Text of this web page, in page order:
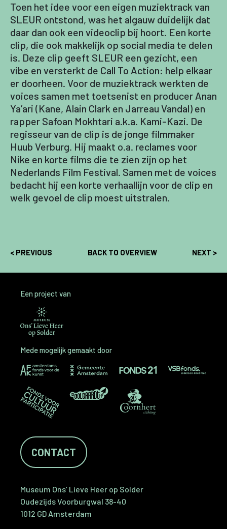
Toen het idee voor een eigen muziektrack van
SLEUR ontstond, was het algauw duidelijk dat
daar dan ook een videoclip bij hoort. Een korte
clip, die ook makkelijk op social media te delen
is. Deze clip geeft SLEUR een gezicht, een
vibe en versterkt de Call To Action: help elkaar
er doorheen. Voor de muziektrack werkten de
voices samen met toetsenist en producer Anan
Ya’ari (Kane, Alain Clark en Jarreau Vandal) en
rapper Safoan Mokhtari a.k.a. Kami-Kazi. De
regisseur van de clip is de jonge filmmaker
Huub Verburg. Hij maakt o.a. reclames voor
Nike en korte films die te zien zijn op het
Nederlands Film Festival. Samen met de voices
bedacht hij een korte verhaallijn voor de clip en
welk gevoel de clip moest uitstralen.
< PREVIOUS BACK TO OVERVIEW NEXT >
Een project van
Mede mogelijk gemaakt door
CONTACT
Museum Ons’ Lieve Heer op Solder
Oudezijds Voorburgwal 38-40
1012 GD Amsterdam